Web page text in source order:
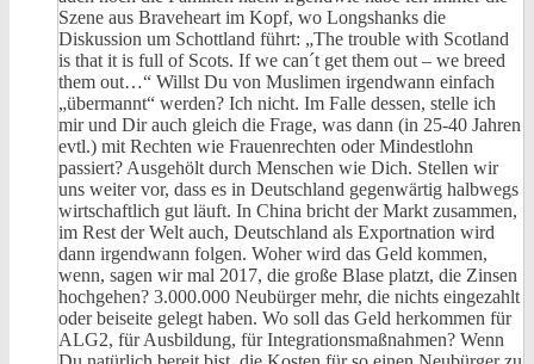
Szene aus Braveheart im Kopf, wo Longshanks die
Diskussion um Schottland führt: „The trouble with Scotland
is that it is full of Scots. If we can´t get them out – we breed
them out…“ Willst Du von Muslimen irgendwann einfach
„übermannt“ werden? Ich nicht. Im Falle dessen, stelle ich
mir und Dir auch gleich die Frage, was dann (in 25-40 Jahren
evtl.) mit Rechten wie Frauenrechten oder Mindestlohn
passiert? Ausgehölt durch Menschen wie Dich. Stellen wir
uns weiter vor, dass es in Deutschland gegenwärtig halbwegs
wirtschaftlich gut läuft. In China bricht der Markt zusammen,
im Rest der Welt auch, Deutschland als Exportnation wird
dann irgendwann folgen. Woher wird das Geld kommen,
wenn, sagen wir mal 2017, die große Blase platzt, die Zinsen
hochgehen? 3.000.000 Neubürger mehr, die nichts eingezahlt
oder beiseite gelegt haben. Wo soll das Geld herkommen für
ALG2, für Ausbildung, für Integrationsmaßnahmen? Wenn